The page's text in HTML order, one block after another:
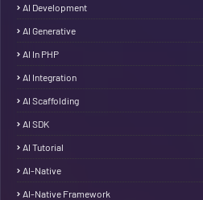
AI Development
AI Generative
AI In PHP
AI Integration
AI Scaffolding
AI SDK
AI Tutorial
AI-Native
AI-Native Framework